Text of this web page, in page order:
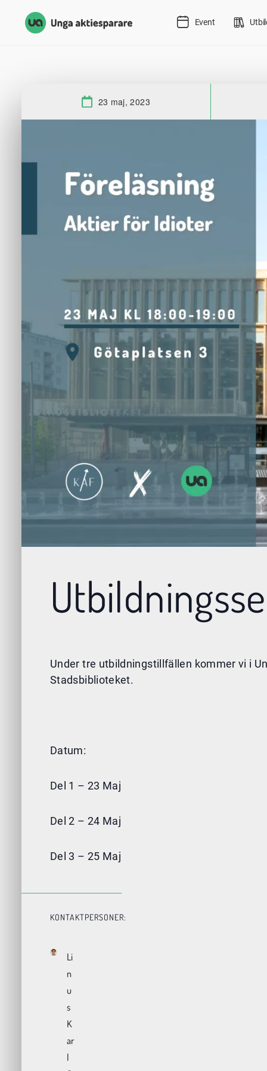
Event
Datum:
23 maj, 2023
Under tre utbildningstillfällen kommer vi i
Stadsbiblioteket.
Datum:
Del 1 – 23 Maj
Del 2 – 24 Maj
Del 3 – 25 Maj
KONTAKTPERSONER:
Li
n
u
s
K
ar
l